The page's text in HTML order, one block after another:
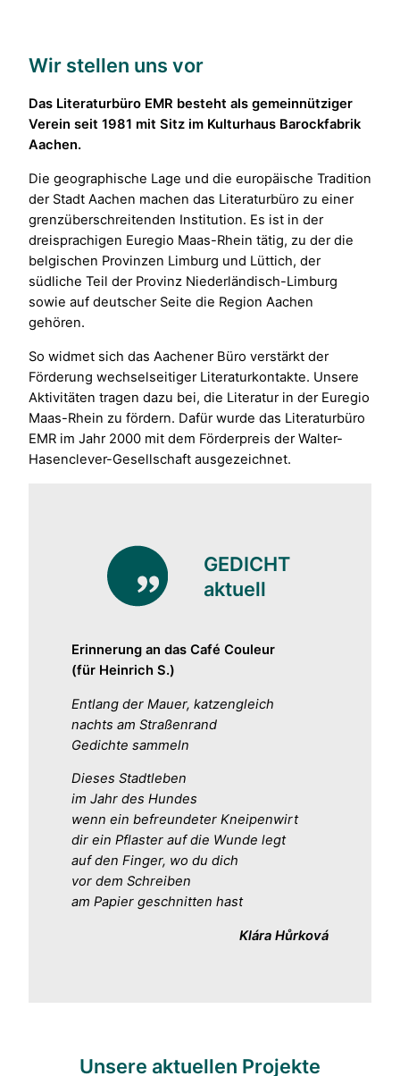
Wir stellen uns vor
Das Literaturbüro EMR besteht als gemeinnütziger
Verein seit 1981 mit Sitz im Kulturhaus Barockfabrik
Aachen.
Die geographische Lage und die europäische Tradition
der Stadt Aachen machen das Literaturbüro zu einer
grenzüberschreitenden Institution. Es ist in der
dreisprachigen Euregio Maas-Rhein tätig, zu der die
belgischen Provinzen Limburg und Lüttich, der
südliche Teil der Provinz Niederländisch-Limburg
sowie auf deutscher Seite die Region Aachen
gehören.
So widmet sich das Aachener Büro verstärkt der
Förderung wechselseitiger Literaturkontakte. Unsere
Aktivitäten tragen dazu bei, die Literatur in der Euregio
Maas-Rhein zu fördern. Dafür wurde das Literaturbüro
EMR im Jahr 2000 mit dem Förderpreis der Walter-
Hasenclever-Gesellschaft ausgezeichnet.
GEDICHT
aktuell
Erinnerung an das Café Couleur
(für Heinrich S.)
Entlang der Mauer, katzengleich
nachts am Straßenrand
Gedichte sammeln
Dieses Stadtleben
im Jahr des Hundes
wenn ein befreundeter Kneipenwirt
dir ein Pflaster auf die Wunde legt
auf den Finger, wo du dich
vor dem Schreiben
am Papier geschnitten hast
Klára Hůrková
Unsere aktuellen Projekte